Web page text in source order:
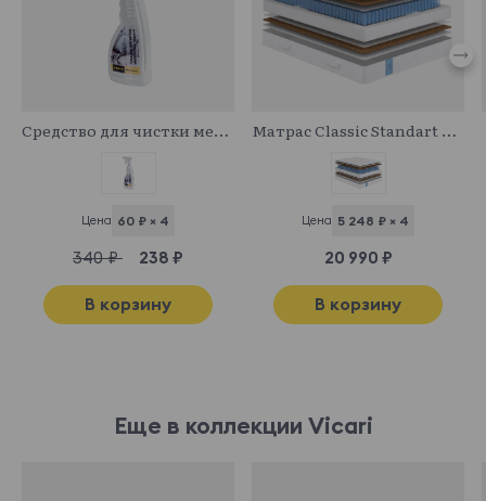
Средство для чистки мебельных тканей
Цена 60 ₽ × 4
340 ₽ 238 ₽
В корзину
Матрас Classic Standart Middle
Цена 5 248 ₽ × 4
20 990 ₽
В корзину
Еще в коллекции Vicari